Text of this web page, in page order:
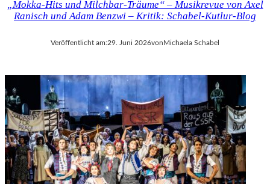
„Mokka-Hits und Milchbar-Träume“ – Musikrevue von Axel
Ranisch und Adam Benzwi – Kritik: Schabel-Kutlur-Blog
Veröffentlicht am:29. Juni 2026vonMichaela Schabel